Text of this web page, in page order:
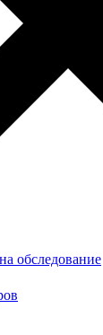
обследование